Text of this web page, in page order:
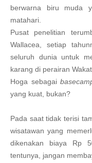
berwarna biru muda
matahari.
Pusat penelitian
Wallacea, setiap
seluruh dunia untuk
karang di perairan
Hoga sebagai
yang kuat, bukan?
Pada saat tidak terisi
wisatawan yang
dikenakan biaya Rp
tentunya, jangan